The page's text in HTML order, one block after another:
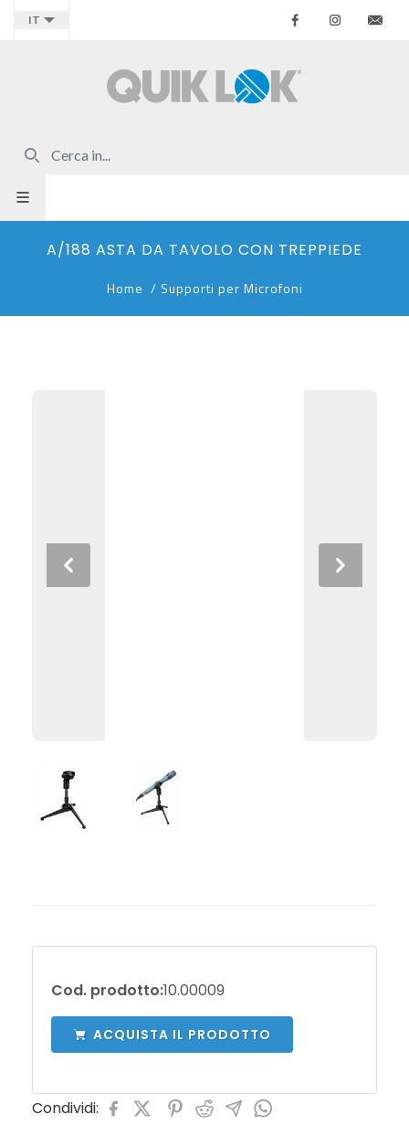
IT Facebook
A/188 ASTA DA TAVOLO CON TREPPIEDE
Home / Supporti per Microfoni
Previous Next
Cod. prodotto:10.00009
ACQUISTA IL PRODOTTO
Condividi: